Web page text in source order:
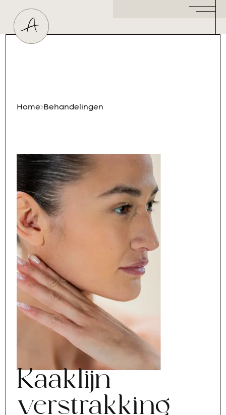
Huidtherapeut
Home Behandelingen
Kaaklijn